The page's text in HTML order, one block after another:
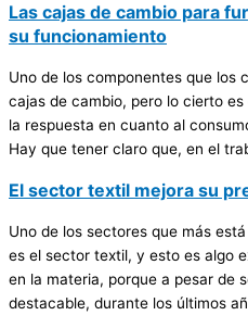
Las cajas de cambio para
su funcionamiento
Uno de los componentes que los
cajas de cambio, pero lo cierto
la respuesta en cuanto al
Hay que tener claro que, en el
El sector textil mejora su
Uno de los sectores que más
es el sector textil, y esto es algo
en la materia, porque a pesar de
destacable, durante los últimos